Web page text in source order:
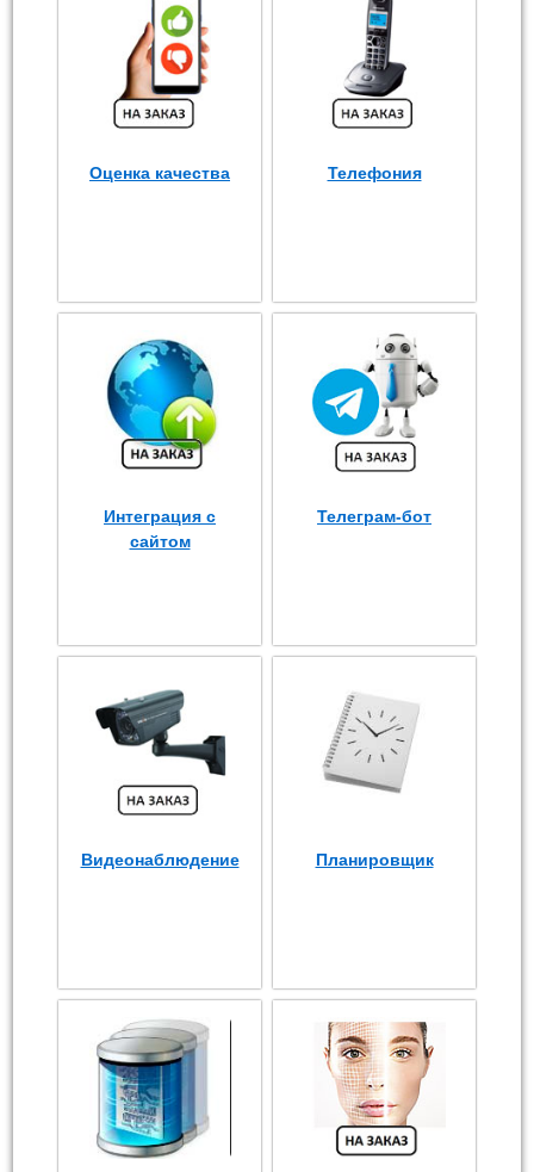
Оценка качества Телефония
Интеграция с
сайтом
Телеграм-бот
Видеонаблюдение Планировщик